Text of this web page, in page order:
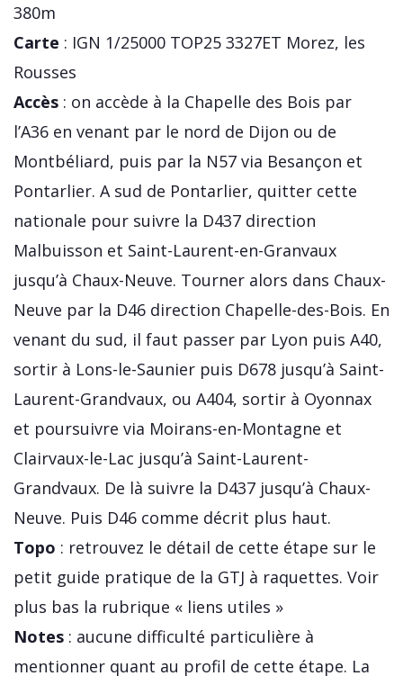
380m
Carte : IGN 1/25000 TOP25 3327ET Morez, les
Rousses
Accès : on accède à la Chapelle des Bois par
l’A36 en venant par le nord de Dijon ou de
Montbéliard, puis par la N57 via Besançon et
Pontarlier. A sud de Pontarlier, quitter cette
nationale pour suivre la D437 direction
Malbuisson et Saint-Laurent-en-Granvaux
jusqu’à Chaux-Neuve. Tourner alors dans Chaux-
Neuve par la D46 direction Chapelle-des-Bois. En
venant du sud, il faut passer par Lyon puis A40,
sortir à Lons-le-Saunier puis D678 jusqu’à Saint-
Laurent-Grandvaux, ou A404, sortir à Oyonnax
et poursuivre via Moirans-en-Montagne et
Clairvaux-le-Lac jusqu’à Saint-Laurent-
Grandvaux. De là suivre la D437 jusqu’à Chaux-
Neuve. Puis D46 comme décrit plus haut.
Topo : retrouvez le détail de cette étape sur le
petit guide pratique de la GTJ à raquettes. Voir
plus bas la rubrique « liens utiles »
Notes : aucune difficulté particulière à
mentionner quant au profil de cette étape. La